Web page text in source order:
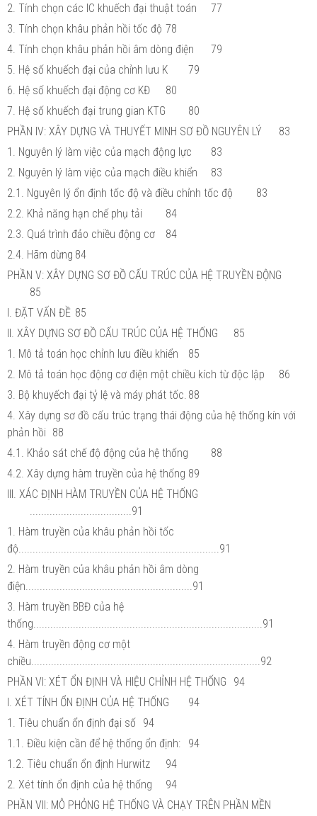
2. Tính chọn các IC khuếch đại thuật toán
77
3. Tính chọn khâu phản hồi tốc độ 78
4. Tính chọn khâu phản hồi âm dòng điện
79
5. Hệ số khuếch đại của chỉnh lưu K
79
6. Hệ số khuếch đại động cơ KĐ
80
7. Hệ số khuếch đại trung gian KTG
80
PHẦN IV: XÂY DỰNG VÀ THUYẾT MINH SƠ ĐỒ NGUYÊN LÝ
83
1. Nguyên lý làm việc của mạch động lực
83
2. Nguyên lý làm việc của mạch điều khiển
83
2.1. Nguyên lý ổn định tốc độ và điều chỉnh tốc độ
83
2.2. Khả năng hạn chế phụ tải
84
2.3. Quá trình đảo chiều động cơ
84
2.4. Hãm dừng 84
PHẦN V: XÂY DỰNG SƠ ĐỒ CẤU TRÚC CỦA HỆ TRUYỀN ĐỘNG
85
I. ĐẶT VẤN ĐỀ 85
II. XÂY DỰNG SƠ ĐỒ CẤU TRÚC CỦA HỆ THỐNG
85
1. Mô tả toán học chỉnh lưu điều khiển
85
2. Mô tả toán học động cơ điện một chiều kích từ độc lập
86
3. Bộ khuyếch đại tỷ lệ và máy phát tốc. 88
4. Xây dựng sơ đồ cấu trúc trạng thái động của hệ thống kín với
phản hồi 88
4.1. Khảo sát chế độ động của hệ thống
88
4.2. Xây dựng hàm truyền của hệ thống 89
III. XÁC ĐỊNH HÀM TRUYỀN CỦA HỆ THỐNG
....................................91
1. Hàm truyền của khâu phản hồi tốc
độ.......................................................................91
2. Hàm truyền của khâu phản hồi âm dòng
điện...........................................................91
3. Hàm truyền BBĐ của hệ
thống.................................................................................91
4. Hàm truyền động cơ một
chiều.................................................................................92
PHẦN VI: XÉT ỔN ĐỊNH VÀ HIỆU CHỈNH HỆ THỐNG
94
I. XÉT TÍNH ỔN ĐỊNH CỦA HỆ THỐNG
94
1. Tiêu chuẩn ổn định đại số 94
1.1. Điều kiện cần để hệ thống ổn định:
94
1.2. Tiêu chuẩn ổn định Hurwitz
94
2. Xét tính ổn định của hệ thống
94
PHẦN VII: MÔ PHỎNG HỆ THỐNG VÀ CHẠY TRÊN PHẦN MỀN